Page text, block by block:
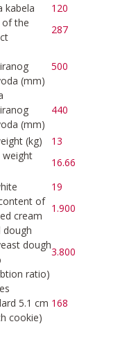
kabela
120
of the
287
(mm)
500
(mm)
440
(kg)
13
weight
16.66
19
of
cream
1.900
dough
dough
ratio)
3.800
5.1 cm
cookie)
168